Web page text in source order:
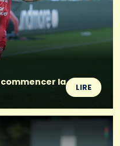
la
LIRE